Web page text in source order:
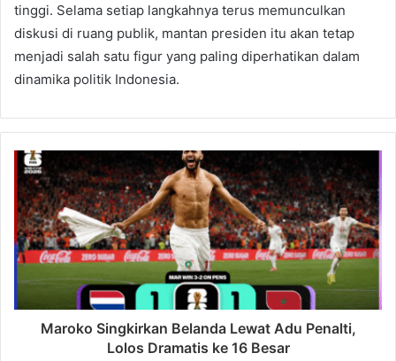
tinggi. Selama setiap langkahnya terus memunculkan
diskusi di ruang publik, mantan presiden itu akan tetap
menjadi salah satu figur yang paling diperhatikan dalam
dinamika politik Indonesia.
Maroko Singkirkan Belanda Lewat Adu Penalti,
Lolos Dramatis ke 16 Besar